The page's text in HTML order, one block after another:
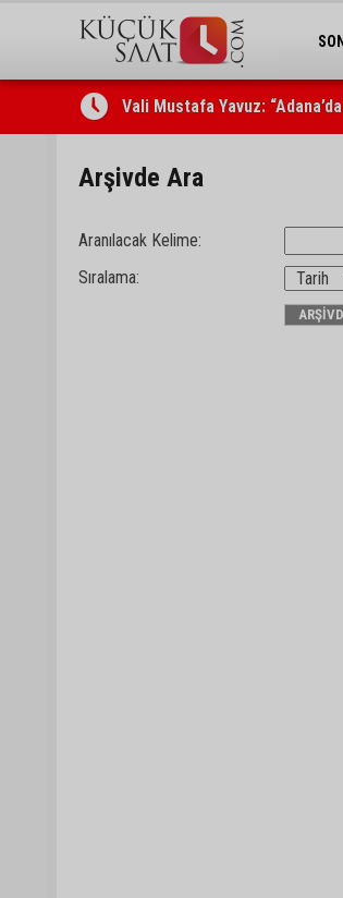
Vali Mustafa Yavuz:
Arşivde Ara
Aranılacak Kelime:
Sıralama: